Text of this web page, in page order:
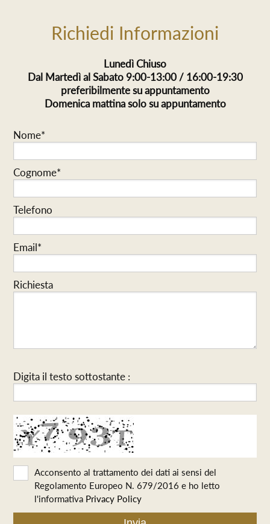
Richiedi Informazioni
Lunedì Chiuso
Dal Martedì al Sabato 9:00-13:00 / 16:00-19:30
preferibilmente su appuntamento
Domenica mattina solo su appuntamento
Nome*
Cognome*
Telefono
Email*
Richiesta
Digita il testo sottostante :
Acconsento al trattamento dei dati ai sensi del
Regolamento Europeo N. 679/2016 e ho letto
l'informativa Privacy Policy